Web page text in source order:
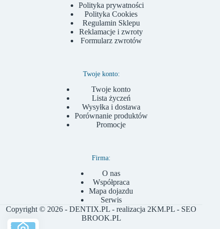
Polityka prywatności
Polityka Cookies
Regulamin Sklepu
Reklamacje i zwroty
Formularz zwrotów
Twoje konto:
Twoje konto
Lista życzeń
Wysyłka i dostawa
Porównanie produktów
Promocje
Firma:
O nas
Współpraca
Mapa dojazdu
Serwis
Copyright © 2026 - DENTIX.PL - realizacja 2KM.PL - SEO
BROOK.PL